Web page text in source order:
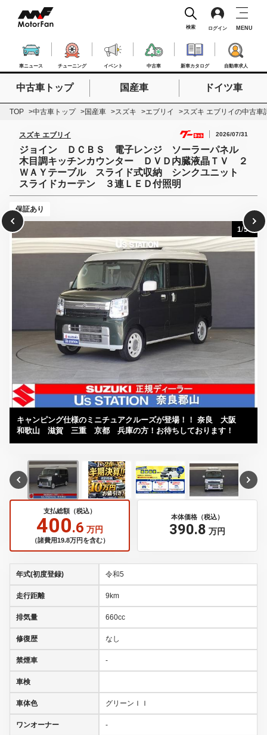
車ニュース チューニング イベント 中古車 新車カタログ 自動車求人
検索 ログイン MENU
検索したいキーワードを入力
検索
中古車トップ 国産車 ドイツ車
TOP 中古車トップ 国産車 スズキ エブリイ スズキ エブリイの中古車
スズキ エブリイ 2026/07/31
ジョイン ＤＣＢＳ 電子レンジ ソーラーパネル
木目調キッチンカウンター ＤＶＤ内臓液晶ＴＶ ２
ＷＡＹテーブル スライド式収納 シンクユニット
スライドカーテン ３連ＬＥＤ付照明
保証あり
キャンピング仕様のミニチュアクルーズが登場！！ 奈良 大阪
和歌山 滋賀 三重 京都 兵庫の方！お待ちしております！
1/55
支払総額（税込）
400.6 万円
（諸費用19.8万円を含む）
本体価格（税込）
390.8 万円
年式(初度登録) 令和5
走行距離 9km
排気量 660cc
修復歴 なし
禁煙車 -
車検
車体色 グリーンＩＩ
ワンオーナー -